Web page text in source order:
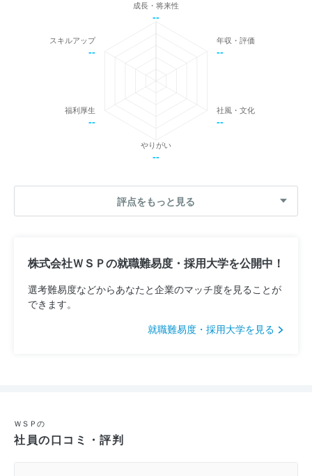
成長・将来性
--
年収・評価
--
社風・文化
--
やりがい
--
福利厚生
--
スキルアップ
--
評点をもっと見る
株式会社ＷＳＰの就職難易度・採用大学を公開中！
選考難易度などからあなたと企業のマッチ度を見ることが
できます。
就職難易度・採用大学を見る
ＷＳＰの
社員の口コミ・評判